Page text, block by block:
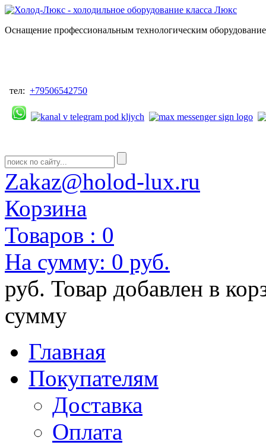
Оснащение профессиональным технологическим
тел: +79506542750
Zakaz@holod-lux.ru
Корзина
Товаров : 0
На сумму: 0 руб.
руб. Товар добавлен в
сумму
Главная
Покупателям
Доставка
Оплата